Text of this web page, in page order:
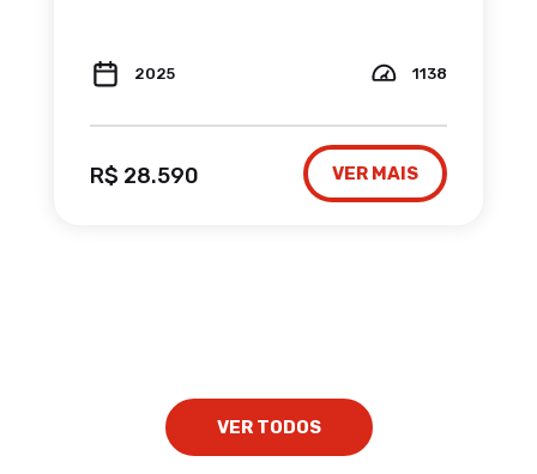
2025 1138
R$ 28.590 VER MAIS
VER TODOS